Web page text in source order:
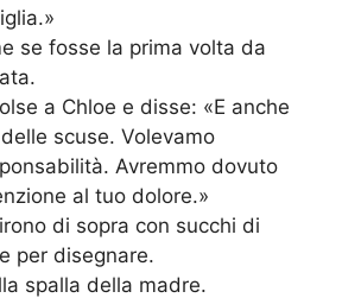
se fosse la prima volta da
a Chloe e disse: «E anche
scuse. Volevamo
Avremmo dovuto
al tuo dolore.»
di sopra con succhi di
per disegnare.
spalla della madre.